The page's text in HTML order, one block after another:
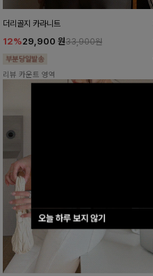
오늘 하루 보지 않기
더리골지 카라니트
12%29,900 원33,900원
리뷰 카운트 영역